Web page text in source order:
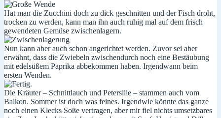
Hat man die Zucchini doch zu dick geschnitten und der Fisch droht,
trocken zu werden, kann man ihn auch ruhig mal auf dem frisch
gewendeten Gemüse zwischenlagern.
Nun kann aber auch schon angerichtet werden. Zuvor sei aber
erwähnt, dass die Zwiebeln zwischendurch noch eine Bestäubung
mit edelsüßem Paprika abbekommen haben. Irgendwann beim
ersten Wenden.
Die Kräuter – Schnittlauch und Petersilie – stammen auch vom
Balkon. Sommer ist doch was feines. Irgendwie könnte das ganze
noch einen Klecks Soße vertragen, aber mir fiel nichts umsetzbares